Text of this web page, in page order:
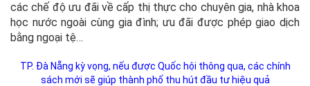
các chế độ ưu đãi về cấp thị thực cho chuyên gia, nhà khoa
học nước ngoài cùng gia đình; ưu đãi được phép giao dịch
bằng ngoại tệ…
TP. Đà Nẵng kỳ vọng, nếu được Quốc hội thông qua, các chính
sách mới sẽ giúp thành phố thu hút đầu tư hiệu quả